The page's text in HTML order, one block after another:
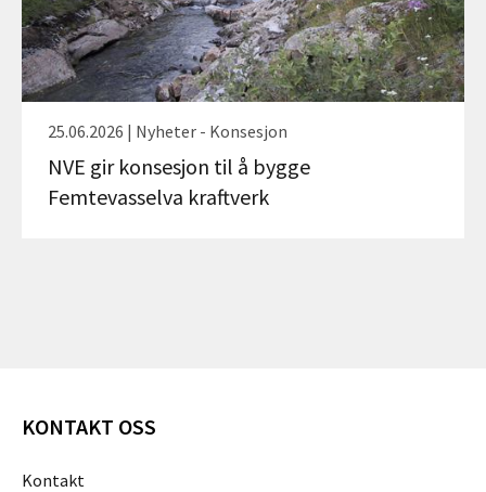
25.06.2026 | Nyheter - Konsesjon
NVE gir konsesjon til å bygge
Femtevasselva kraftverk
KONTAKT OSS
Kontakt